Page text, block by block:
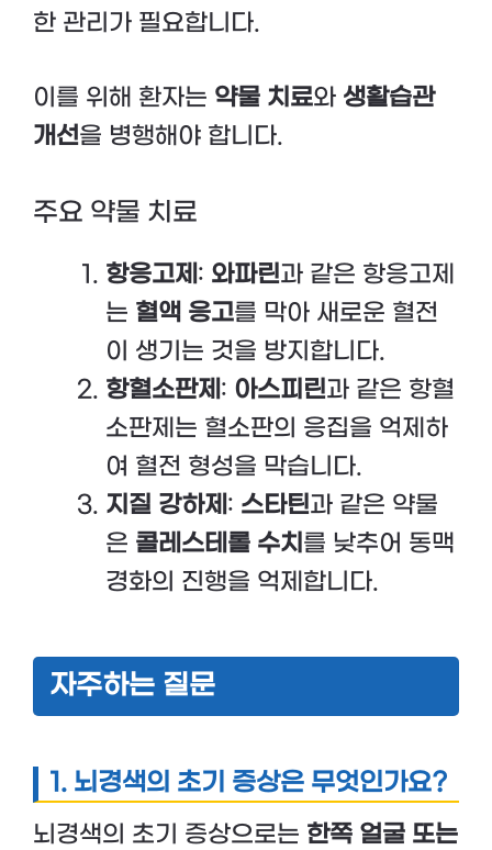
한 관리가 필요합니다.
이를 위해 환자는 약물 치료와 생활습관
개선을 병행해야 합니다.
주요 약물 치료
항응고제 : 와파린과 같은 항응고제
는 혈액 응고를 막아 새로운 혈전
이 생기는 것을 방지합니다.
항혈소판제 : 아스피린과 같은 항혈
소판제는 혈소판의 응집을 억제하
여 혈전 형성을 막습니다.
지질 강하제 : 스타틴과 같은 약물
은 콜레스테롤 수치 를 낮추어 동맥
경화의 진행을 억제합니다.
자주하는 질문
1. 뇌경색의 초기 증상은 무엇인가요?
뇌경색의 초기 증상으로는 한쪽 얼굴 또는